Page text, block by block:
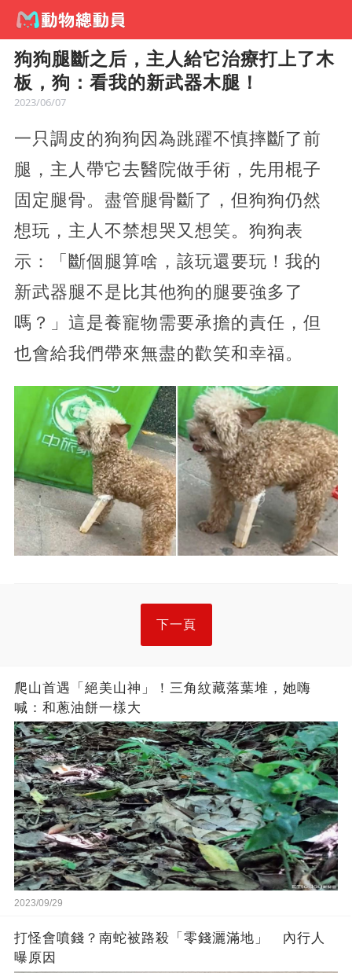
狗狗腿斷之后，主人給它治療打上了木
板，狗：看我的新武器木腿！
2023/06/07
一只調皮的狗狗因為跳躍不慎摔斷了前
腿，主人帶它去醫院做手術，先用棍子
固定腿骨。盡管腿骨斷了，但狗狗仍然
想玩，主人不禁想哭又想笑。狗狗表
示：「斷個腿算啥，該玩還要玩！我的
新武器腿不是比其他狗的腿要強多了
嗎？」這是養寵物需要承擔的責任，但
也會給我們帶來無盡的歡笑和幸福。
下一頁
爬山首遇「絕美山神」！三角紋藏落葉堆，她嗨
喊：和蔥油餅一樣大
2023/09/29
打怪會噴錢？南蛇被路殺「零錢灑滿地」 內行人
曝原因